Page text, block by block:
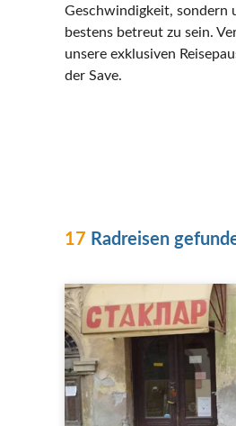
Geschwindigkeit, sondern
bestens betreut zu sein.
unsere exklusiven
der Save.
17 Radreisen